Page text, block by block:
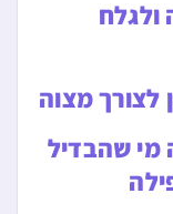
מצוה
מי שהבדיל